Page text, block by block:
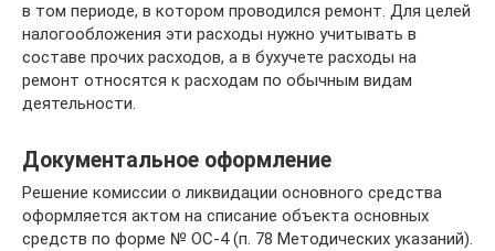
в том периоде, в котором проводился ремонт. Для целей
налогообложения эти расходы нужно учитывать в
составе прочих расходов, а в бухучете расходы на
ремонт относятся к расходам по обычным видам
деятельности.
Документальное оформление
Решение комиссии о ликвидации основного средства
оформляется актом на списание объекта основных
средств по форме № ОС-4 (п. 78 Методических указаний).